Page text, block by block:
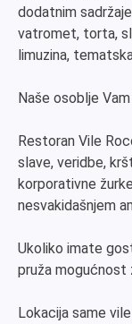
dodatnim
vatromet, torta,
limuzina,
Naše osoblje
Restoran Vile
slave, veridbe,
korporativne
nesvakidašnjem
Ukoliko imate
pruža mogućnost
Lokacija same